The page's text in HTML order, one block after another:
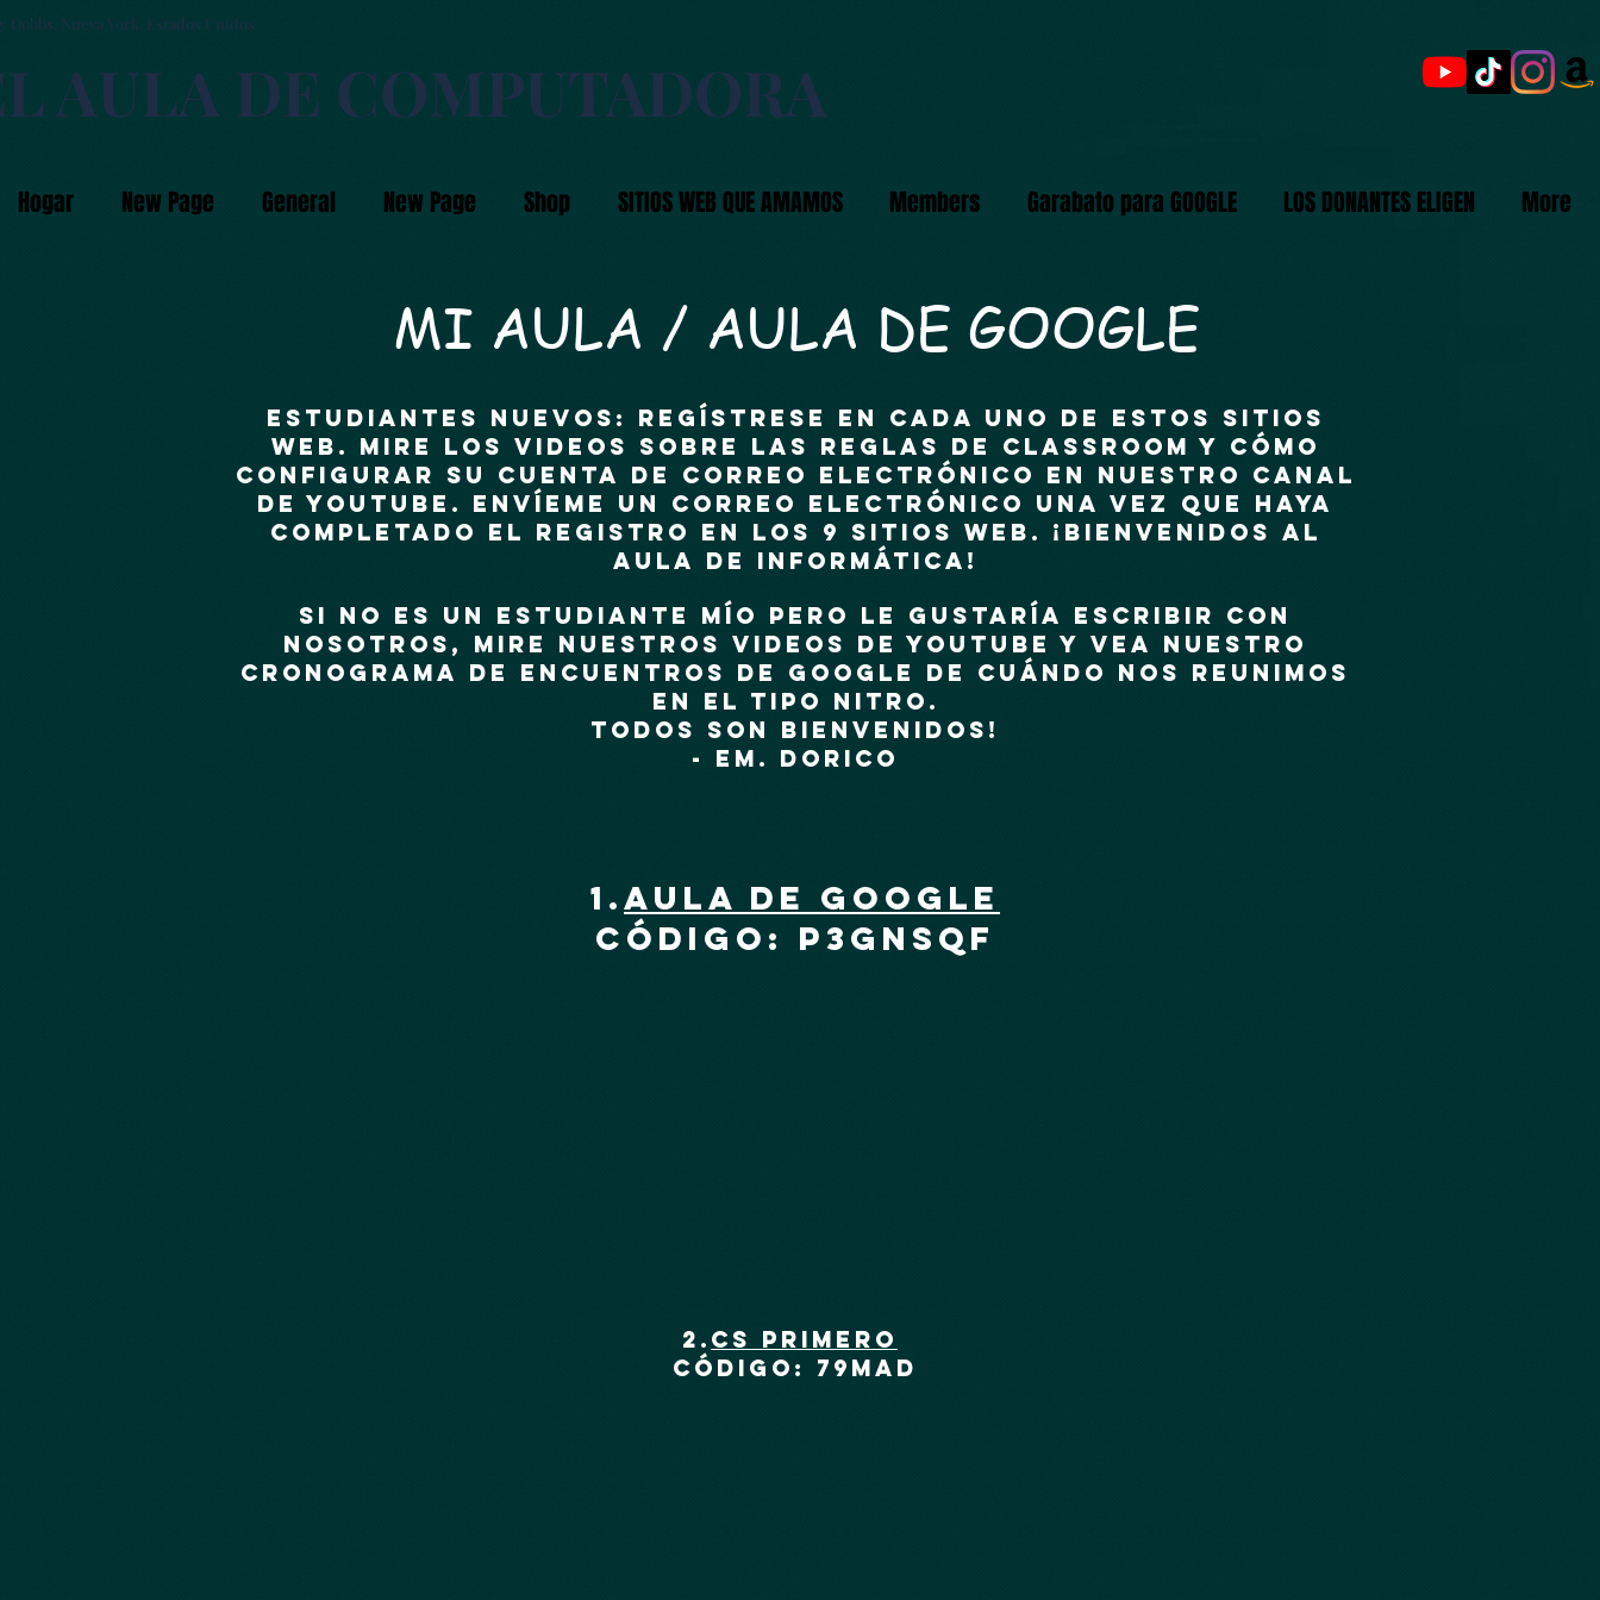
Dobbs, Nueva York, Estados Unidos
AULA DE COMPUTADORA
Hogar New Page General New Page Shop SITIOS WEB QUE AMAMOS Members Garabato para GOOGLE LOS DONANTES ELIGEN More
MI AULA / AULA DE GOOGLE
ESTUDIANTES NUEVOS: regístrese en cada UNO de estos sitios
web. Mire los videos sobre las Reglas de Classroom y cómo
configurar su cuenta de correo electrónico en nuestro canal
de YouTube. Envíeme un correo electrónico una vez que haya
completado el registro en los 9 sitios web. ¡Bienvenidos al
AULA DE INFORMÁTICA!
Si no es un estudiante mío pero le gustaría escribir con
nosotros, mire nuestros videos de YouTube y vea nuestro
cronograma de encuentros de Google de cuándo nos reunimos
en el tipo Nitro.
todos son bienvenidos!
- EM. dorico
1.Aula de Google
Código: p3gnsqf
2. CS primero
código: 79mad